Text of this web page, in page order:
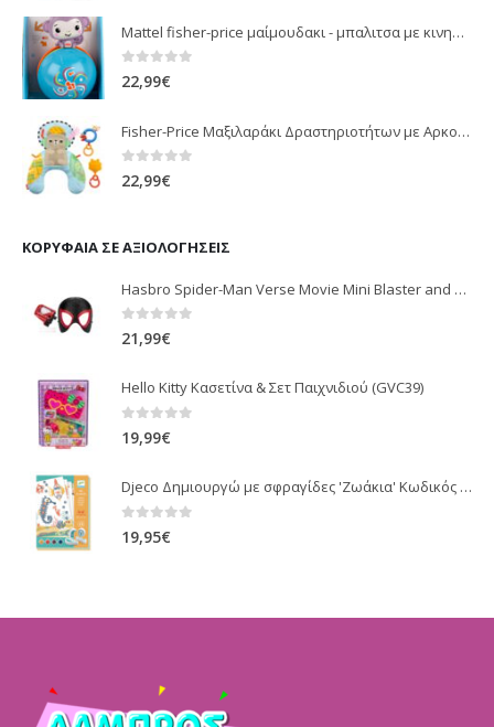
Mattel fisher-price μαίμουδακι - μπαλιτσα με κινηση JLB95
0 out of 5
22,99€
Fisher-Price Μαξιλαράκι Δραστηριοτήτων με Αρκουδάκι (JHB44)
0 out of 5
22,99€
ΚΟΡΥΦΑΊΑ ΣΕ ΑΞΙΟΛΟΓΉΣΕΙΣ
Hasbro Spider-Man Verse Movie Mini Blaster and Mask Miles Morales
0 out of 5
21,99€
Hello Kitty Κασετίνα & Σετ Παιχνιδιού (GVC39)
0 out of 5
19,99€
Djeco Δημιουργώ με σφραγίδες 'Ζωάκια' Κωδικός 08742
19,95€